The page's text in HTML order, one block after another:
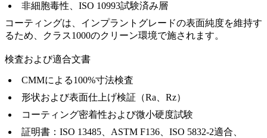
非細胞毒性、ISO 10993試験済み層
コーティングは、インプラントグレードの表面純度を維持す
るため、クラス1000のクリーン環境で施されます。
検査および適合文書
CMMによる100%寸法検査
形状および表面仕上げ検証（Ra、Rz）
コーティング密着性および微小硬度試験
証明書：ISO 13485、ASTM F136、ISO 5832-2適合、